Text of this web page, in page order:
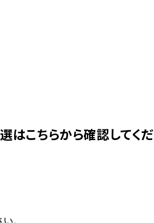
はこちらから確認してくだ